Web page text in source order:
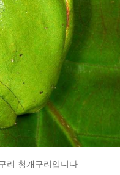
리 청개구리입니다